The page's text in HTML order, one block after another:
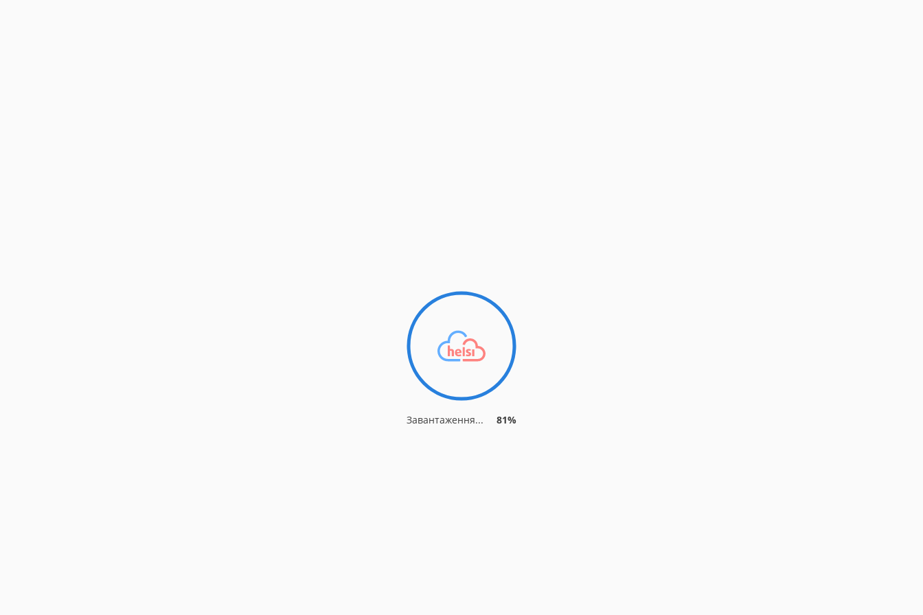
Завантаження... 86%